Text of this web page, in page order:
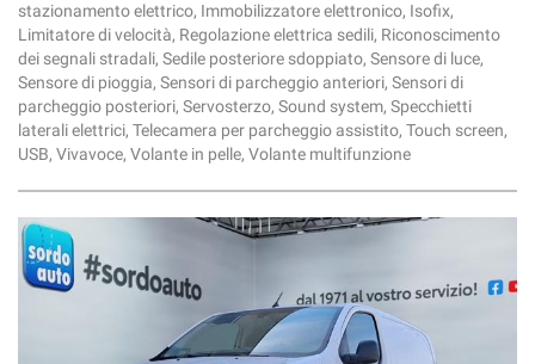
stazionamento elettrico, Immobilizzatore elettronico, Isofix,
Limitatore di velocità, Regolazione elettrica sedili, Riconoscimento
dei segnali stradali, Sedile posteriore sdoppiato, Sensore di luce,
Sensore di pioggia, Sensori di parcheggio anteriori, Sensori di
parcheggio posteriori, Servosterzo, Sound system, Specchietti
laterali elettrici, Telecamera per parcheggio assistito, Touch screen,
USB, Vivavoce, Volante in pelle, Volante multifunzione
Cookie per il miglioramento dell'esperienza utente
Cookie analitici
Cookie di marketing
Leggi
la
cookie
policy